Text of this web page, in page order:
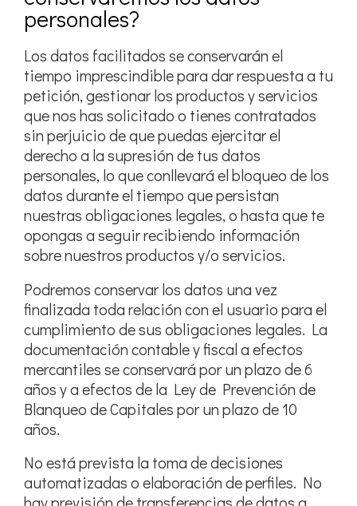
personales?
Los datos facilitados se conservarán el
tiempo imprescindible para dar respuesta a tu
petición, gestionar los productos y servicios
que nos has solicitado o tienes contratados
sin perjuicio de que puedas ejercitar el
derecho a la supresión de tus datos
personales, lo que conllevará el bloqueo de los
datos durante el tiempo que persistan
nuestras obligaciones legales, o hasta que te
opongas a seguir recibiendo información
sobre nuestros productos y/o servicios.
Podremos conservar los datos una vez
finalizada toda relación con el usuario para el
cumplimiento de sus obligaciones legales. La
documentación contable y fiscal a efectos
mercantiles se conservará por un plazo de 6
años y a efectos de la Ley de Prevención de
Blanqueo de Capitales por un plazo de 10
años.
No está prevista la toma de decisiones
automatizadas o elaboración de perfiles. No